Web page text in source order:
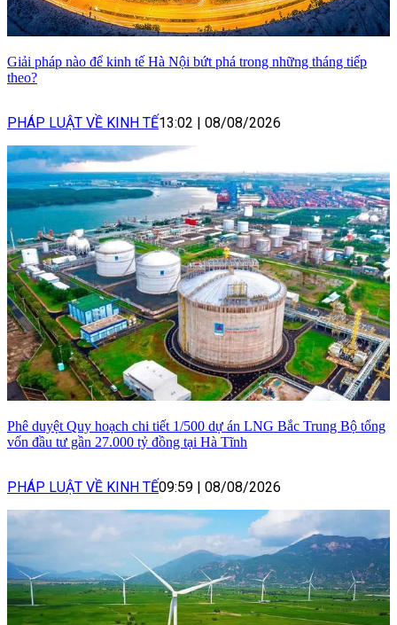
Giải pháp nào để kinh tế Hà Nội bứt phá trong những tháng tiếp
theo?
PHÁP LUẬT VỀ KINH TẾ13:02 | 08/08/2026
Phê duyệt Quy hoạch chi tiết 1/500 dự án LNG Bắc Trung Bộ tổng
vốn đầu tư gần 27.000 tỷ đồng tại Hà Tĩnh
PHÁP LUẬT VỀ KINH TẾ09:59 | 08/08/2026